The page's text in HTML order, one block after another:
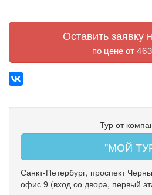
Оставить заявку
по цене от
Тур от
"МОЙ
Санкт-Петербург, проспект
офис 9 (вход со двора, первый